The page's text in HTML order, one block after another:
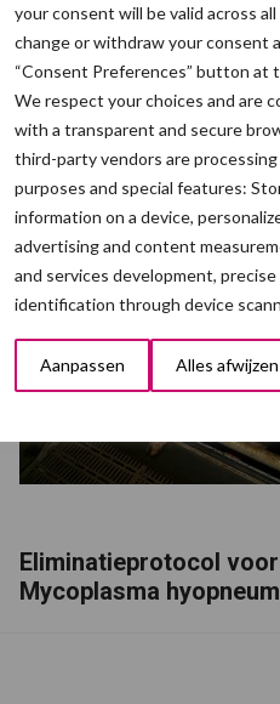
your consent will be valid across
change or withdraw your consent
“Consent Preferences” button at
We respect your choices and are
with a transparent and secure
third-party vendors are
purposes and special features:
information on a device,
advertising and content
and services development,
identification through device
Aanpassen Alles afwijzen
december 2019
Eliminatieprotocol voor
Mycoplasma